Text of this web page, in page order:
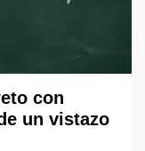
con
un vistazo